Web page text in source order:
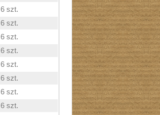
6 szt.
6 szt.
6 szt.
6 szt.
6 szt.
6 szt.
6 szt.
6 szt.